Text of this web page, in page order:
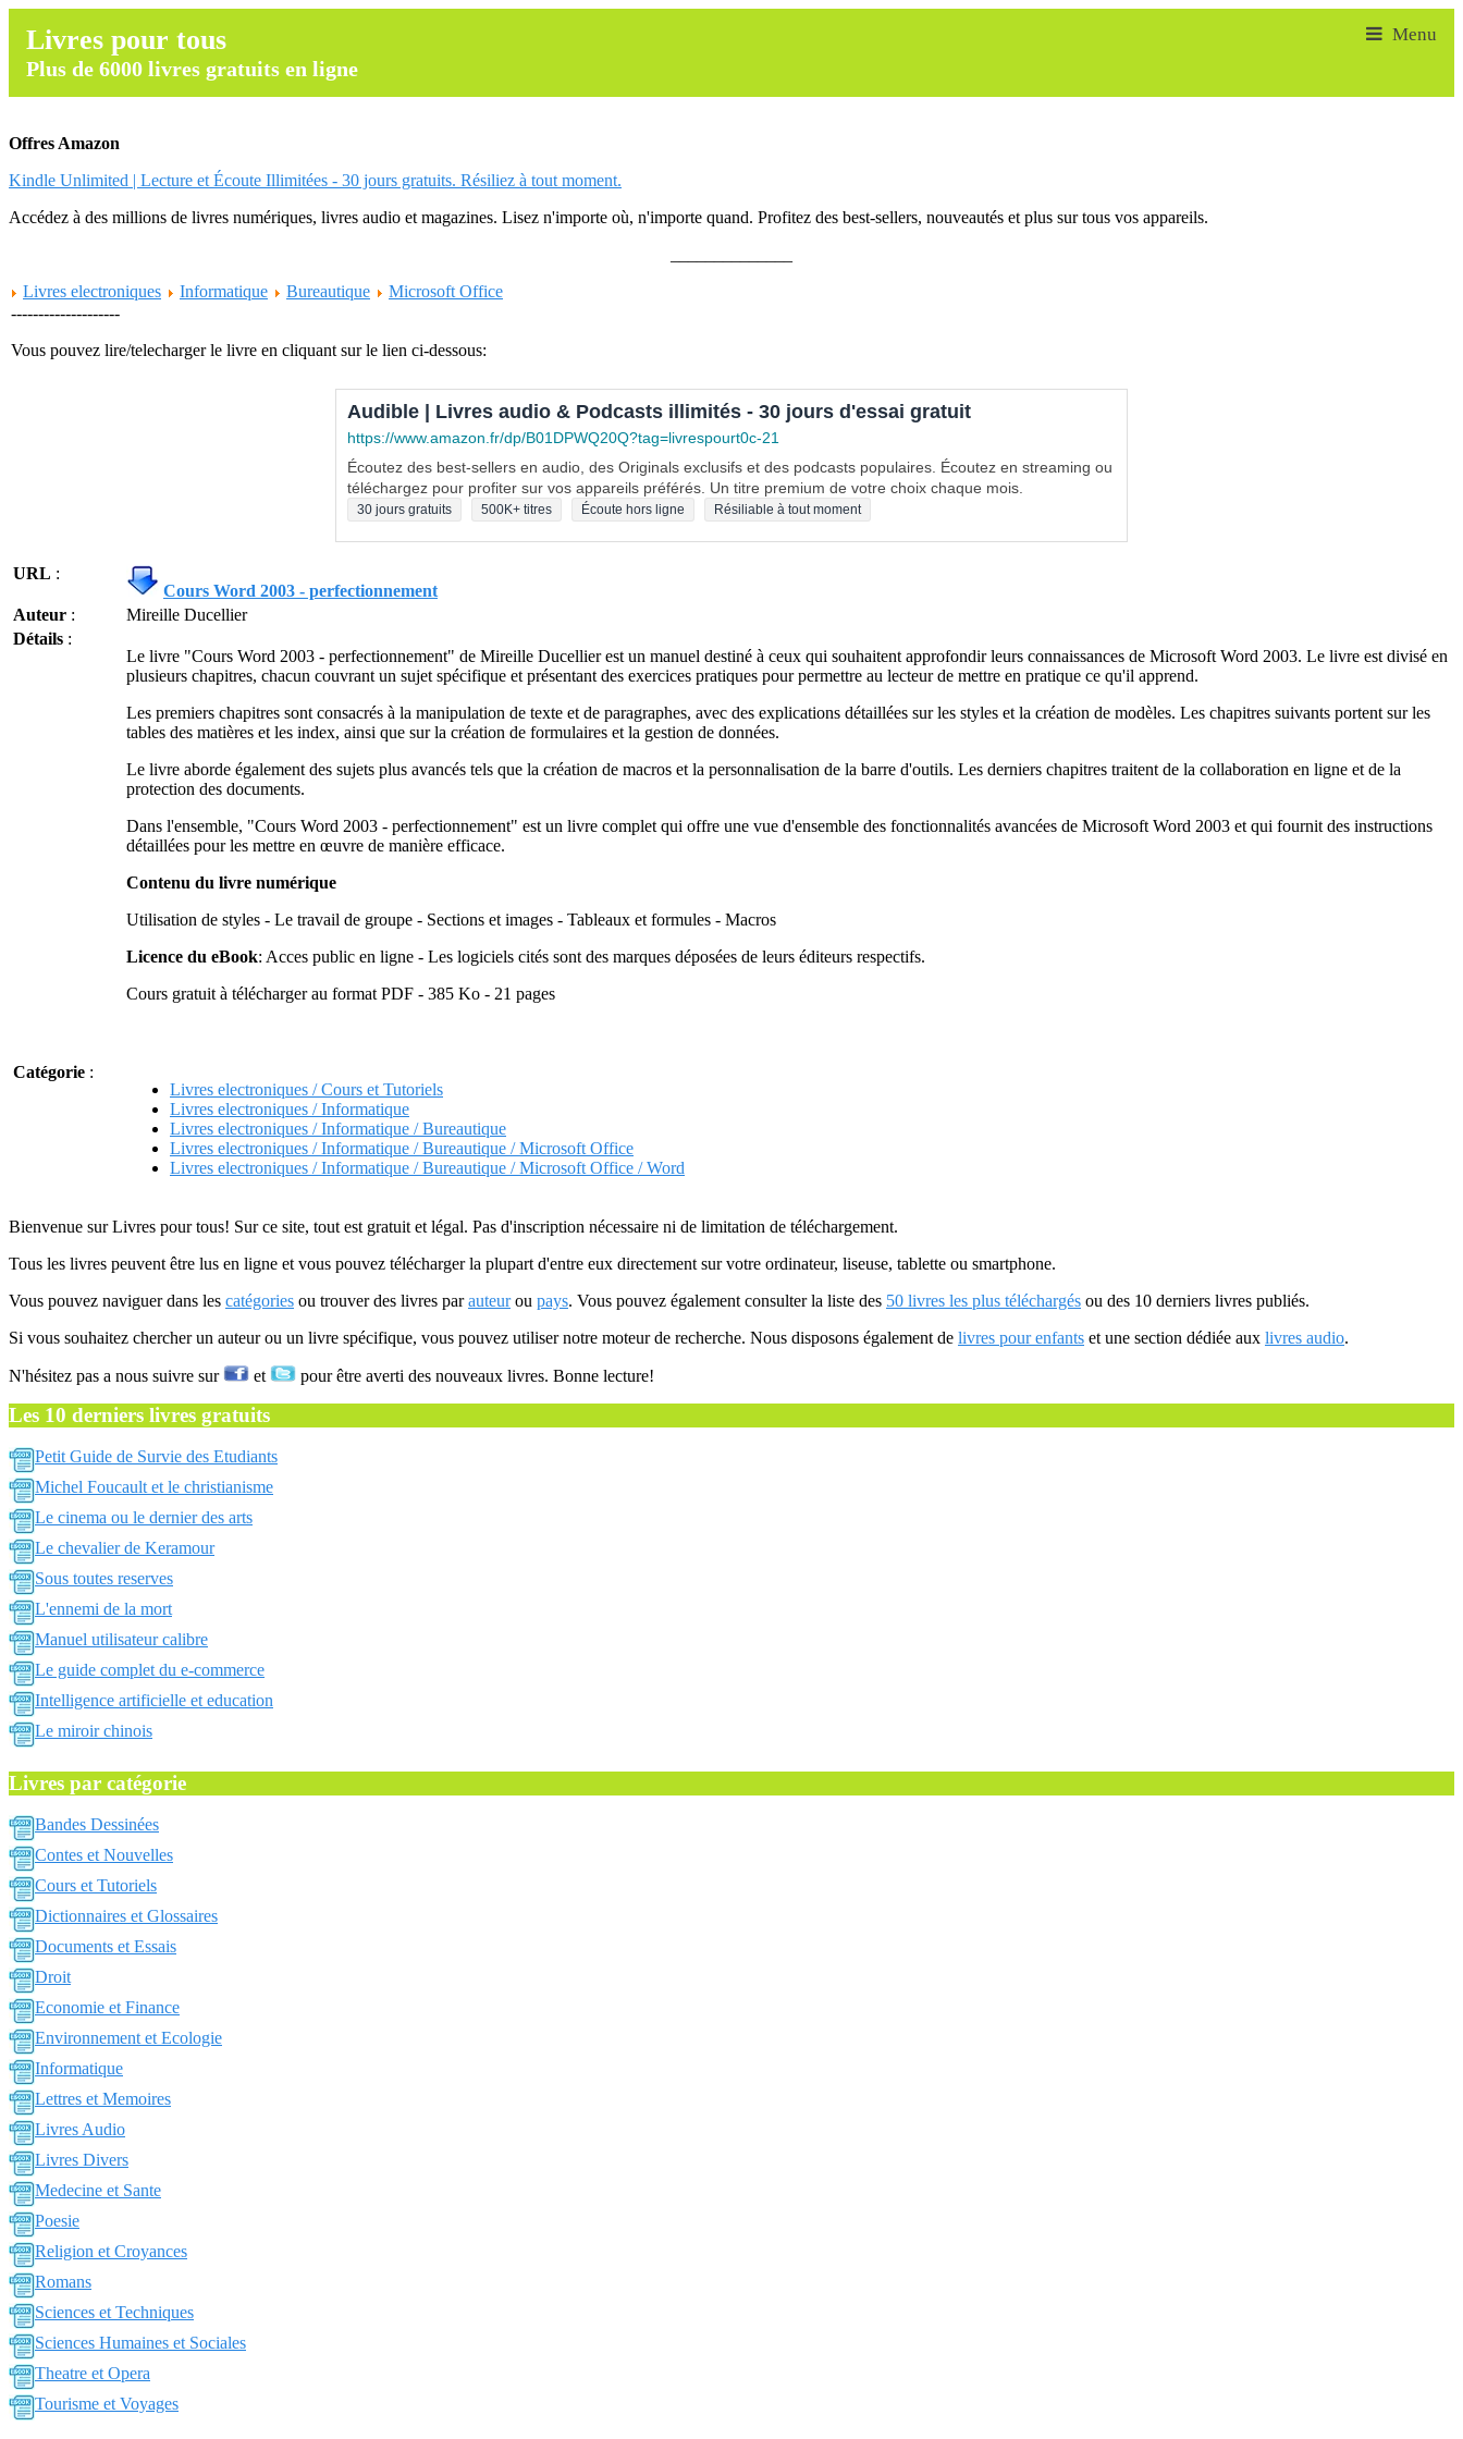
Livres pour tous
Plus de 6000 livres gratuits en ligne
Offres Amazon
Kindle Unlimited | Lecture et Écoute Illimitées - 30 jours gratuits. Résiliez à tout moment.
Accédez à des millions de livres numériques, livres audio et magazines. Lisez n'importe où, n'importe quand. Profitez des best-sellers, nouveautés et plus sur tous vos appareils.
Livres electroniques
Informatique Bureautique
Microsoft Office
--------------------
Vous pouvez lire/telecharger le livre en cliquant sur le lien ci-dessous:
Audible | Livres audio & Podcasts illimités - 30 jours d'essai gratuit
https://www.amazon.fr/dp/B01DPWQ20Q?tag=livrespourt0c-21
Écoutez des best-sellers en audio, des Originals exclusifs et des podcasts populaires. Écoutez en streaming ou
téléchargez pour profiter sur vos appareils préférés. Un titre premium de votre choix chaque mois.
30 jours gratuits 500K+ titres Écoute hors ligne Résiliable à tout moment
URL :
Cours Word 2003 - perfectionnement
Auteur :
Mireille Ducellier
Détails :
Le livre "Cours Word 2003 - perfectionnement" de Mireille Ducellier est un manuel destiné à ceux qui souhaitent approfondir leurs connaissances de Microsoft Word 2003. Le livre est divisé en
plusieurs chapitres, chacun couvrant un sujet spécifique et présentant des exercices pratiques pour permettre au lecteur de mettre en pratique ce qu'il apprend.
Les premiers chapitres sont consacrés à la manipulation de texte et de paragraphes, avec des explications détaillées sur les styles et la création de modèles. Les chapitres suivants portent sur les
tables des matières et les index, ainsi que sur la création de formulaires et la gestion de données.
Le livre aborde également des sujets plus avancés tels que la création de macros et la personnalisation de la barre d'outils. Les derniers chapitres traitent de la collaboration en ligne et de la
protection des documents.
Dans l'ensemble, "Cours Word 2003 - perfectionnement" est un livre complet qui offre une vue d'ensemble des fonctionnalités avancées de Microsoft Word 2003 et qui fournit des instructions
détaillées pour les mettre en œuvre de manière efficace.
Contenu du livre numérique
Utilisation de styles - Le travail de groupe - Sections et images - Tableaux et formules - Macros
Licence du eBook: Acces public en ligne - Les logiciels cités sont des marques déposées de leurs éditeurs respectifs.
Cours gratuit à télécharger au format PDF - 385 Ko - 21 pages
Catégorie :
Livres electroniques / Cours et Tutoriels
Livres electroniques / Informatique
Livres electroniques / Informatique / Bureautique
Livres electroniques / Informatique / Bureautique / Microsoft Office
Livres electroniques / Informatique / Bureautique / Microsoft Office / Word
Bienvenue sur Livres pour tous! Sur ce site, tout est gratuit et légal. Pas d'inscription nécessaire ni de limitation de téléchargement.
Tous les livres peuvent être lus en ligne et vous pouvez télécharger la plupart d'entre eux directement sur votre ordinateur, liseuse, tablette ou smartphone.
Vous pouvez naviguer dans les catégories ou trouver des livres parauteurou pays. Vous pouvez également consulter la liste des 50 livres les plus téléchargés ou des 10 derniers livres publiés.
Si vous souhaitez chercher un auteur ou un livre spécifique, vous pouvez utiliser notre moteur de recherche. Nous disposons également de livres pour enfants et une section dédiée aux livres audio.
N'hésitez pas a nous suivre sur et pour être averti des nouveaux livres. Bonne lecture!
Les 10 derniers livres gratuits
Petit Guide de Survie des Etudiants
Michel Foucault et le christianisme
Le cinema ou le dernier des arts
Le chevalier de Keramour
Sous toutes reserves
L'ennemi de la mort
Manuel utilisateur calibre
Le guide complet du e-commerce
Intelligence artificielle et education
Le miroir chinois
Livres par catégorie
Bandes Dessinées
Contes et Nouvelles
Cours et Tutoriels
Dictionnaires et Glossaires
Documents et Essais
Droit
Economie et Finance
Environnement et Ecologie
Informatique
Lettres et Memoires
Livres Audio
Livres Divers
Medecine et Sante
Poesie
Religion et Croyances
Romans
Sciences et Techniques
Sciences Humaines et Sociales
Theatre et Opera
Tourisme et Voyages